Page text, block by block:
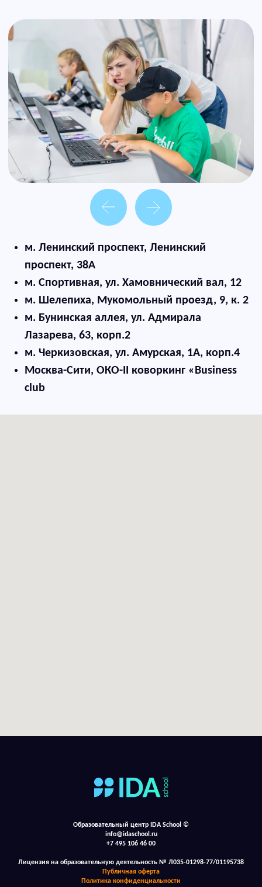
м. Шелепиха, Мукомольный проезд, 9, к. 2
м. Бунинская аллея, ул. Адмирала
м. Черкизовская, ул. Амурская, 1А, корп.4
Москва-Сити, ОКО-II коворкинг «Business
club
Образовательный центр IDA School ©
info@idaschool.ru
+7 495 106 46 00
Лицензия на образовательную деятельность № Л035-01298-77/01195738
Публичная оферта
Политика конфиденциальности